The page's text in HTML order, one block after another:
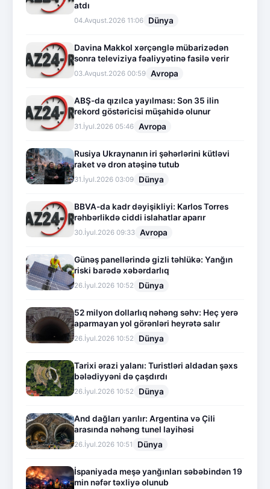
atdı
04.Avqust.2026 11:06 Dünya
Davina Makkol xərçənglə mübarizədən
sonra televiziya fəaliyyətinə fasilə verir
03.Avqust.2026 00:59 Avropa
ABŞ-da qızılca yayılması: Son 35 ilin
rekord göstəricisi müşahidə olunur
31.İyul.2026 05:46 Avropa
Rusiya Ukraynanın iri şəhərlərini kütləvi
raket və dron atəşinə tutub
31.İyul.2026 03:09 Dünya
BBVA-da kadr dəyişikliyi: Karlos Torres
rəhbərlikdə ciddi islahatlar aparır
30.İyul.2026 09:33 Avropa
Günəş panellərində gizli təhlükə: Yanğın
riski barədə xəbərdarlıq
26.İyul.2026 10:52 Dünya
52 milyon dollarlıq nəhəng səhv: Heç yerə
aparmayan yol görənləri heyrətə salır
26.İyul.2026 10:52 Dünya
Tarixi ərazi yalanı: Turistləri aldadan şəxs
bələdiyyəni də çaşdırdı
26.İyul.2026 10:52 Dünya
And dağları yarılır: Argentina və Çili
arasında nəhəng tunel layihəsi
26.İyul.2026 10:51 Dünya
İspaniyada meşə yanğınları səbəbindən 19
min nəfər təxliyə olunub